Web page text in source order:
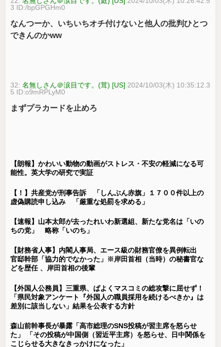
3 ID:/bpGPGHm0
なんつーか、いちいちオチ付けないと他人の批判ひとつ
できんのかww
32:名無しさん＠涙目です。(茸) [US] 2024/10/03(木) 10:35:12.3
5 ID:o9mRPLyM0
まずプラカードを止めろ
【朗報】かわいい動物の動画がストレス・不安の軽減になる可
能性。英大学の研究で実証
【！】共産党が刑事告訴 「しんぶん赤旗」１７００件以上の
虚偽購読申し込み 「厳重な処罰を求める」
【速報】山本太郎が去ったれいわ新選組、新たな党名は「いの
ちの党」 略称「いのち」
【財務省人事】内閣人事局、エース級の財務官僚を異例転出
官邸幹部「協力的でなかった」※岸田首相（当時）の秘書官な
どを歴任 、岸田首相の後輩
【外国人公務員】三重県、ぱよくマスコミの総攻撃に屈せず！
「県民対象アンケート『外国人の職員採用を続けるべきか』は
差別に該当しない」結果を公表する方針
森山前幹事長が暴露「高市総理のSNS投稿が習主席を怒らせ
た」 「その投稿が中国側（習近平主席）を怒らせ、日中関係を
こじらせる大きなきっかけになった」